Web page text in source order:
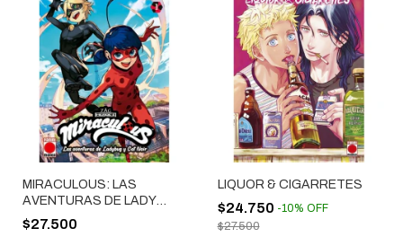
MIRACULOUS: LAS
AVENTURAS DE LADY
BUG Y CAT NOIR # 01
$27.500
LIQUOR & CIGARRETES
$24.750 -10% OFF
$27.500